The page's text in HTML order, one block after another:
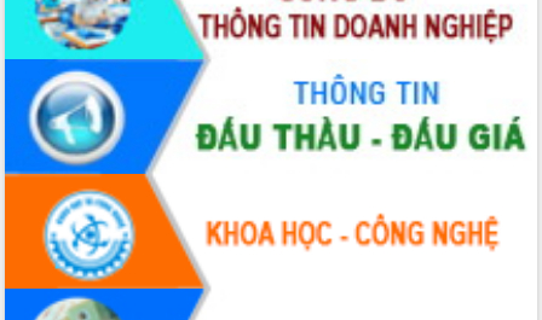
Sôi nổi Hội đua ngựa truyền thống Gò
Thì Thùng mừng Xuân Bính Ngọ 2026
Lãnh đạo tỉnh dâng hương tưởng niệm
tại Đập Đồng Cam đầu Xuân Bính Ngọ
Ngành nông nghiệp phấn đấu tăng
trưởng đạt 5,86% trong năm 2026
UBND tỉnh Đắk Lắk triển khai công tác
quốc phòng, quân sự địa phương năm
2026
Đắk Lắk tập trung toàn lực khắc phục
tồn tại IUU, sẵn sàng làm việc với
Đoàn thanh tra EC